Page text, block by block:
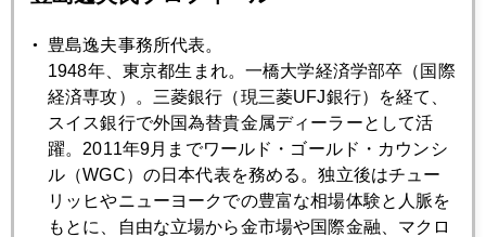
市場は重要日程前の身辺整理中
2022年04月25日
有事対応の議論を封印してきた日本
2022年04月22日
パウエル議長発言で金利急騰
豊島逸夫事務所代表。
1948年、東京都生まれ。一橋大学経済学部卒（国際
経済専攻）。三菱銀行（現三菱UFJ銀行）を経て、
スイス銀行で外国為替貴金属ディーラーとして活
躍。2011年9月までワールド・ゴールド・カウンシ
ル（WGC）の日本代表を務める。独立後はチュー
リッヒやニューヨークでの豊富な相場体験と人脈を
もとに、自由な立場から金市場や国際金融、マクロ